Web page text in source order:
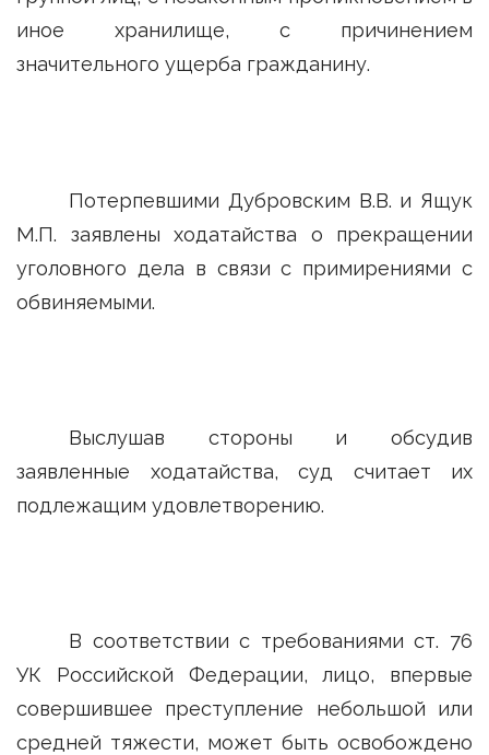
иное хранилище, с причинением
значительного ущерба гражданину.
Потерпевшими Дубровским В.В. и Ящук
М.П. заявлены ходатайства о прекращении
уголовного дела в связи с примирениями с
обвиняемыми.
Выслушав стороны и обсудив
заявленные ходатайства, суд считает их
подлежащим удовлетворению.
В соответствии с требованиями ст. 76
УК Российской Федерации, лицо, впервые
совершившее преступление небольшой или
средней тяжести, может быть освобождено